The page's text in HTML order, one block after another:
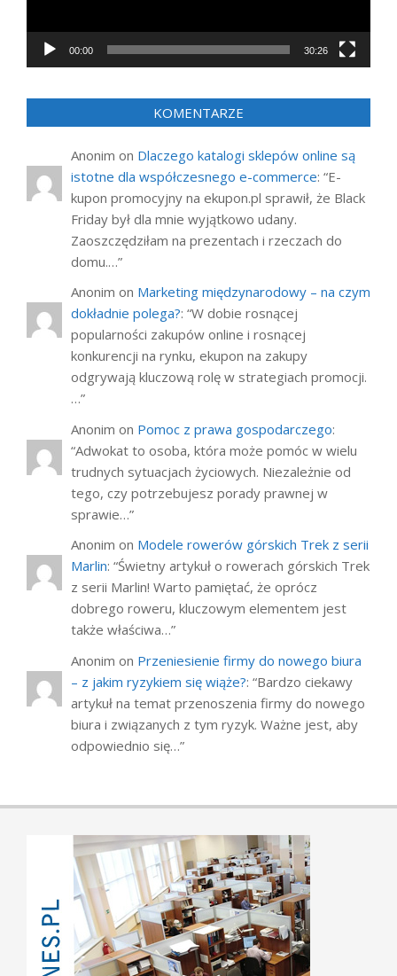
00:00 30:26
KOMENTARZE
Anonim on Dlaczego katalogi sklepów online są
istotne dla współczesnego e-commerce: “E-
kupon promocyjny na ekupon.pl sprawił, że Black
Friday był dla mnie wyjątkowo udany.
Zaoszczędziłam na prezentach i rzeczach do
domu.…”
Anonim on Marketing międzynarodowy – na czym
dokładnie polega?: “W dobie rosnącej
popularności zakupów online i rosnącej
konkurencji na rynku, ekupon na zakupy
odgrywają kluczową rolę w strategiach promocji.
…”
Anonim on Pomoc z prawa gospodarczego:
“Adwokat to osoba, która może pomóc w wielu
trudnych sytuacjach życiowych. Niezależnie od
tego, czy potrzebujesz porady prawnej w
sprawie…”
Anonim on Modele rowerów górskich Trek z serii
Marlin: “Świetny artykuł o rowerach górskich Trek
z serii Marlin! Warto pamiętać, że oprócz
dobrego roweru, kluczowym elementem jest
także właściwa…”
Anonim on Przeniesienie firmy do nowego biura
– z jakim ryzykiem się wiąże?: “Bardzo ciekawy
artykuł na temat przenoszenia firmy do nowego
biura i związanych z tym ryzyk. Ważne jest, aby
odpowiednio się…”